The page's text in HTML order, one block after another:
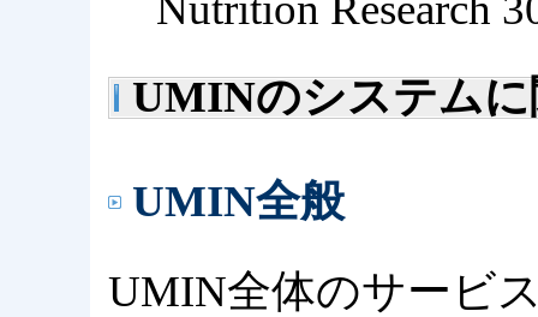
UMINのシステム
UMIN全般
UMIN全体のサービ